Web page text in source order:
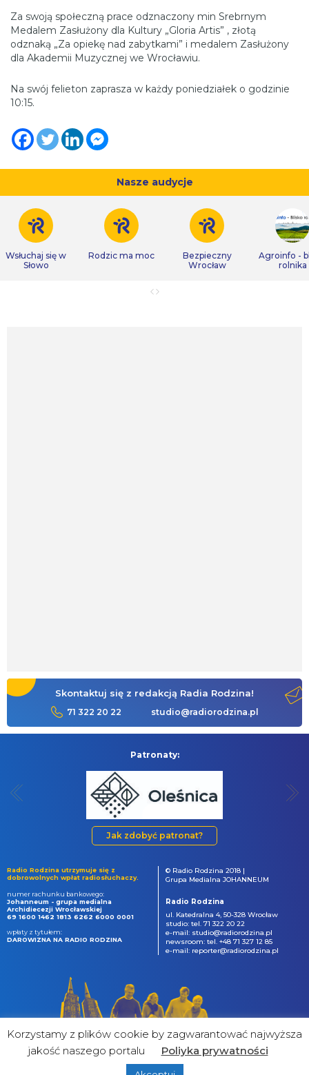
Za swoją społeczną prace odznaczony min Srebrnym
Medalem Zasłużony dla Kultury „Gloria Artis” , złotą
odznaką „Za opiekę nad zabytkami” i medalem Zasłużony
dla Akademii Muzycznej we Wrocławiu.
Na swój felieton zaprasza w każdy poniedziałek o godzinie
10:15.
Nasze audycje
Wsłuchaj się w
Słowo
Rodzic ma moc
Bezpieczny
Wrocław
Agroinfo -
rolnika
Skontaktuj się z redakcją Radia Rodzina!
71 322 20 22 studio@radiorodzina.pl
Patronaty:
Jak zdobyć patronat?
Radio Rodzina utrzymuje się z
dobrowolnych wpłat radiosłuchaczy.
numer rachunku bankowego:
Johanneum - grupa medialna
Archidiecezji Wrocławskiej
69 1600 1462 1813 6262 6000 0001
wpłaty z tytułem:
DAROWIZNA NA RADIO RODZINA
© Radio Rodzina 2018 |
Grupa Medialna JOHANNEUM
Radio Rodzina
ul. Katedralna 4, 50-328 Wrocław
studio: tel. 71 322 20 22
e-mail: studio@radiorodzina.pl
newsroom: tel. +48 71 327 12 85
e-mail: reporter@radiorodzina.pl
Korzystamy z plików cookie by zagwarantować najwyższa
jakość naszego portalu
Poliyka prywatności